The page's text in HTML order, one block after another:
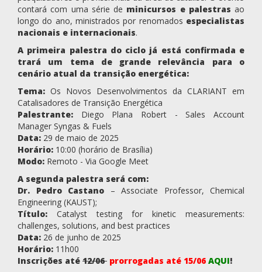
contará com uma série de minicursos e palestras ao
longo do ano, ministrados por renomados especialistas
nacionais e internacionais.
A primeira palestra do ciclo já está confirmada e
trará um tema de grande relevância para o
cenário atual da transição energética:
Tema: Os Novos Desenvolvimentos da CLARIANT em
Catalisadores de Transição Energética
Palestrante: Diego Plana Robert - Sales Account
Manager Syngas & Fuels
Data: 29 de maio de 2025
Horário: 10:00 (horário de Brasília)
Modo: Remoto - Via Google Meet
A segunda palestra será com:
Dr. Pedro Castano – Associate Professor, Chemical
Engineering (KAUST);
Título: Catalyst testing for kinetic measurements:
challenges, solutions, and best practices
Data: 26 de junho de 2025
Horário: 11h00
Inscrições até 12/06 prorrogadas até 15/06 AQUI!